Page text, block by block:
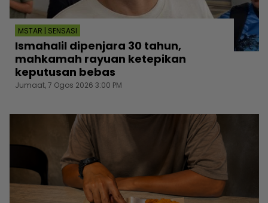
MSTAR | SENSASI
Ismahalil dipenjara 30 tahun,
mahkamah rayuan ketepikan
keputusan bebas
Jumaat, 7 Ogos 2026 3:00 PM